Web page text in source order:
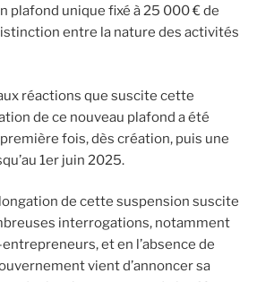
plafond unique fixé à 25 000 € de
entre la nature des activités
réactions que suscite cette
de ce nouveau plafond a été
fois, dès création, puis une
1er juin 2025.
de cette suspension suscite
interrogations, notamment
et en l’absence de
vient d’annoncer sa